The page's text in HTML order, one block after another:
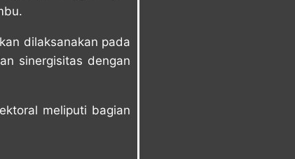
dilaksanakan pada
sinergisitas dengan
meliputi bagian